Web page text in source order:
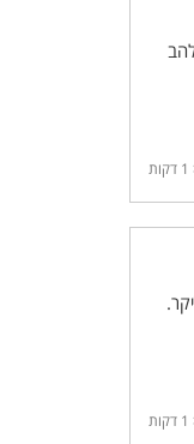
דקות
דקות